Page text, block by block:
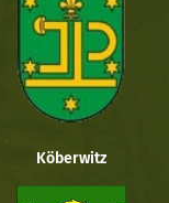
Köberwitz